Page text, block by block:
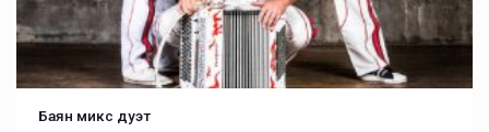
Баян микс дуэт